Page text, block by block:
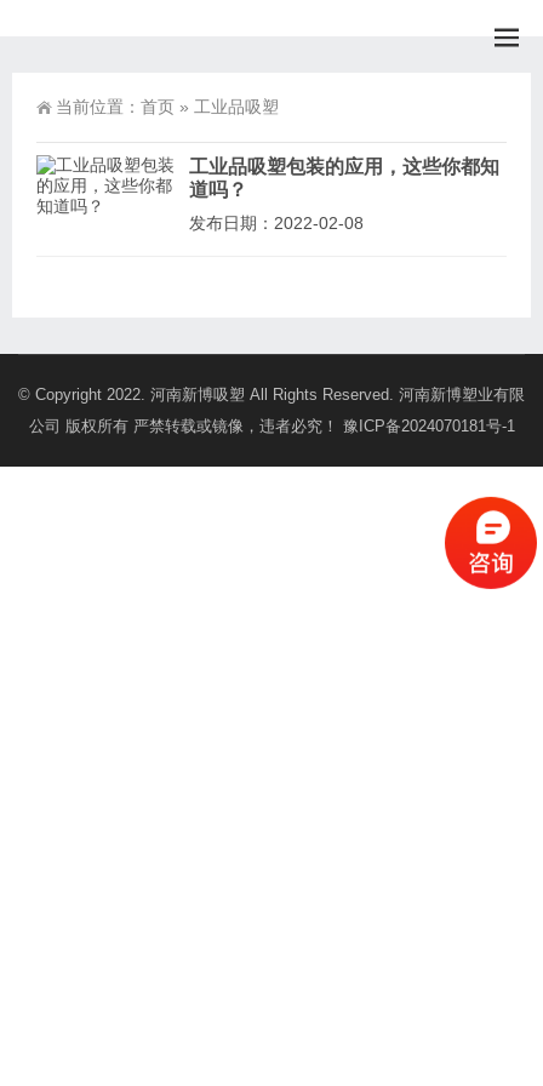
当前位置： 首页 » 工业品吸塑
工业品吸塑包装的应用，这些你都知
道吗？
发布日期：2022-02-08
© Copyright 2022. 河南新博吸塑 All Rights Reserved. 河南新博塑业有限
公司 版权所有 严禁转载或镜像，违者必究！ 豫ICP备2024070181号-1